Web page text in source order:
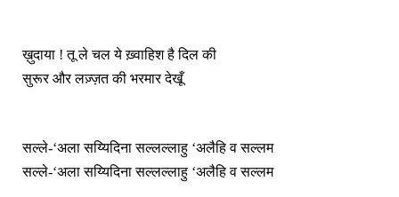
ख़ुदाया ! तू ले चल ये ख़्वाहिश है दिल की
सुरूर और लज़्ज़त की भरमार देखूँ
सल्ले-‘अला सय्यिदिना सल्लल्लाहु ‘अलैहि व सल्लम
सल्ले-‘अला सय्यिदिना सल्लल्लाहु ‘अलैहि व सल्लम